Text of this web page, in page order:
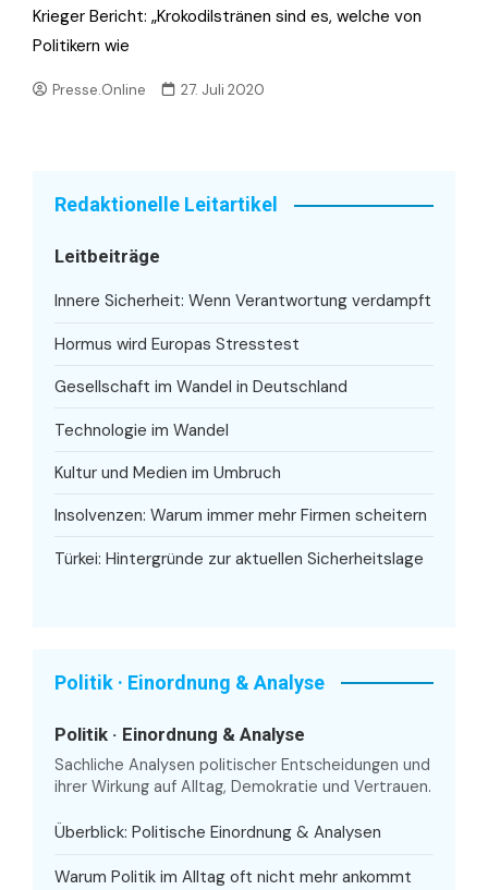
Krieger Bericht: „Krokodilstränen sind es, welche von
Politikern wie
Presse.Online 27. Juli 2020
Redaktionelle Leitartikel
Leitbeiträge
Innere Sicherheit: Wenn Verantwortung verdampft
Hormus wird Europas Stresstest
Gesellschaft im Wandel in Deutschland
Technologie im Wandel
Kultur und Medien im Umbruch
Insolvenzen: Warum immer mehr Firmen scheitern
Türkei: Hintergründe zur aktuellen Sicherheitslage
Politik · Einordnung & Analyse
Politik · Einordnung & Analyse
Sachliche Analysen politischer Entscheidungen und
ihrer Wirkung auf Alltag, Demokratie und Vertrauen.
Überblick: Politische Einordnung & Analysen
Warum Politik im Alltag oft nicht mehr ankommt